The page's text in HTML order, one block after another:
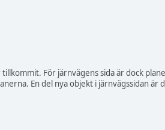
För järnvägens sida är dock
En del nya objekt i järnvägssidan är